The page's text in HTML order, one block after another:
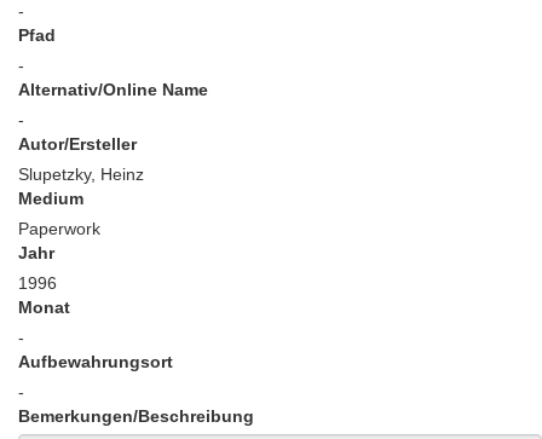
-
Pfad
-
Alternativ/Online Name
-
Autor/Ersteller
Slupetzky, Heinz
Medium
Paperwork
Jahr
1996
Monat
-
Aufbewahrungsort
-
Bemerkungen/Beschreibung